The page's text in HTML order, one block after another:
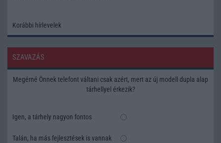
Korábbi hírlevelek
SZAVAZÁS
Megérné Önnek telefont váltani csak azért, mert az új modell dupla alap
tárhellyel érkezik?
Igen, a tárhely nagyon fontos
Talán, ha más fejlesztések is vannak